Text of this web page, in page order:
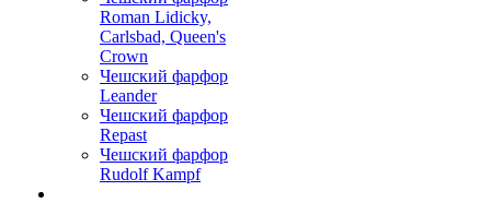
Roman Lidicky,
Carlsbad, Queen's
Crown
Чешский фарфор
Leander
Чешский фарфор
Repast
Чешский фарфор
Rudolf Kampf